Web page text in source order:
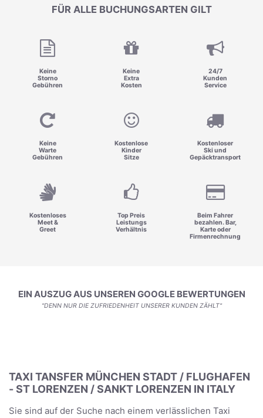
FÜR ALLE BUCHUNGSARTEN GILT
Keine
Storno
Gebühren
Keine
Extra
Kosten
24/7
Kunden
Service
Keine
Warte
Gebühren
Kostenlose
Kinder
Sitze
Kostenloser
Ski und
Gepäcktransport
Kostenloses
Meet &
Greet
Top Preis
Leistungs
Verhältnis
Beim Fahrer
bezahlen. Bar,
Karte oder
Firmenrechnung
EIN AUSZUG AUS UNSEREN GOOGLE BEWERTUNGEN
"DENN NUR DIE ZUFRIEDENHEIT UNSERER KUNDEN ZÄHLT"
TAXI TANSFER MÜNCHEN STADT / FLUGHAFEN
- ST LORENZEN / SANKT LORENZEN IN ITALY
Sie sind auf der Suche nach einem verlässlichen Taxi